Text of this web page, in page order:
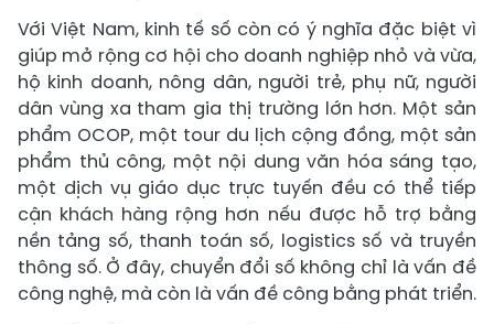
Với Việt Nam, kinh tế số còn có ý nghĩa đặc biệt vì
giúp mở rộng cơ hội cho doanh nghiệp nhỏ và vừa,
hộ kinh doanh, nông dân, người trẻ, phụ nữ, người
dân vùng xa tham gia thị trường lớn hơn. Một sản
phẩm OCOP, một tour du lịch cộng đồng, một sản
phẩm thủ công, một nội dung văn hóa sáng tạo,
một dịch vụ giáo dục trực tuyến đều có thể tiếp
cận khách hàng rộng hơn nếu được hỗ trợ bằng
nền tảng số, thanh toán số, logistics số và truyền
thông số. Ở đây, chuyển đổi số không chỉ là vấn đề
công nghệ, mà còn là vấn đề công bằng phát triển.